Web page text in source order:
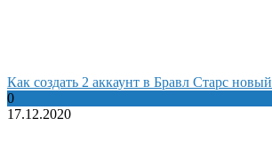
Как создать 2 аккаунт в Бравл Старс новый
0
17.12.2020